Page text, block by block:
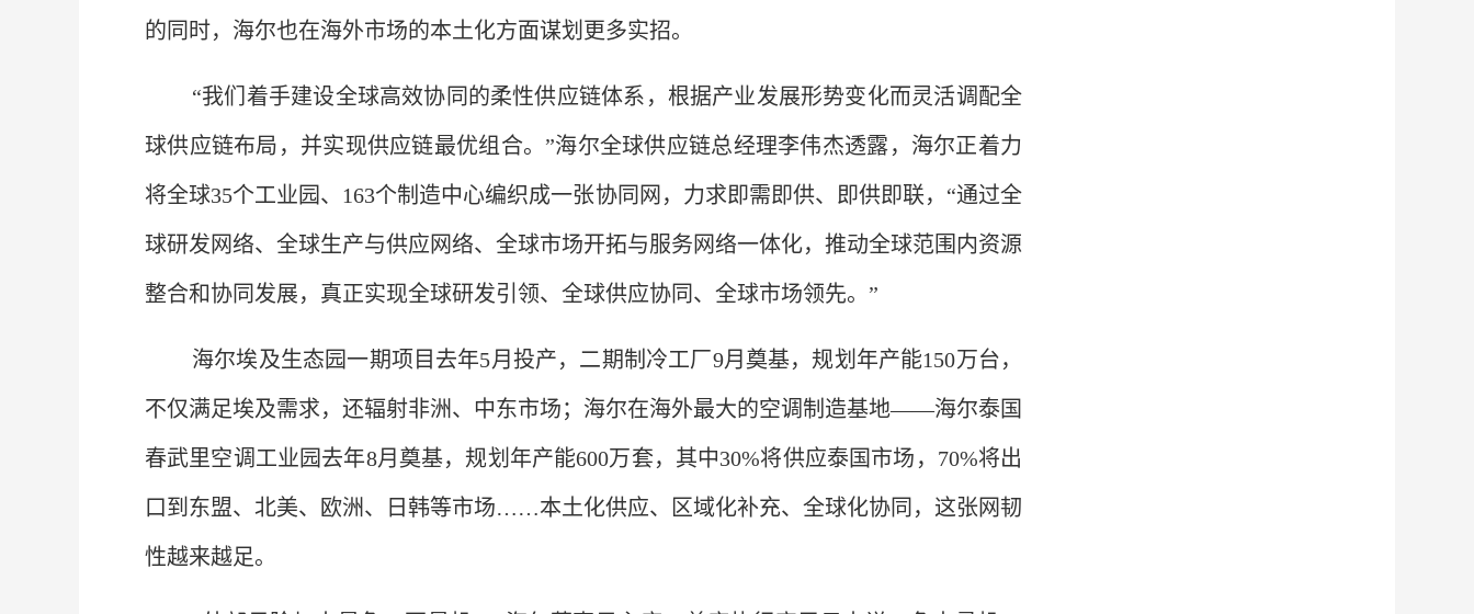
的同时，海尔也在海外市场的本土化方面谋划更多实招。
“我们着手建设全球高效协同的柔性供应链体系，根据产业发展形势变化而灵活调配全
球供应链布局，并实现供应链最优组合。”海尔全球供应链总经理李伟杰透露，海尔正着力
将全球35个工业园、163个制造中心编织成一张协同网，力求即需即供、即供即联，“通过全
球研发网络、全球生产与供应网络、全球市场开拓与服务网络一体化，推动全球范围内资源
整合和协同发展，真正实现全球研发引领、全球供应协同、全球市场领先。”
海尔埃及生态园一期项目去年5月投产，二期制冷工厂9月奠基，规划年产能150万台，
不仅满足埃及需求，还辐射非洲、中东市场；海尔在海外最大的空调制造基地——海尔泰国
春武里空调工业园去年8月奠基，规划年产能600万套，其中30%将供应泰国市场，70%将出
口到东盟、北美、欧洲、日韩等市场……本土化供应、区域化补充、全球化协同，这张网韧
性越来越足。